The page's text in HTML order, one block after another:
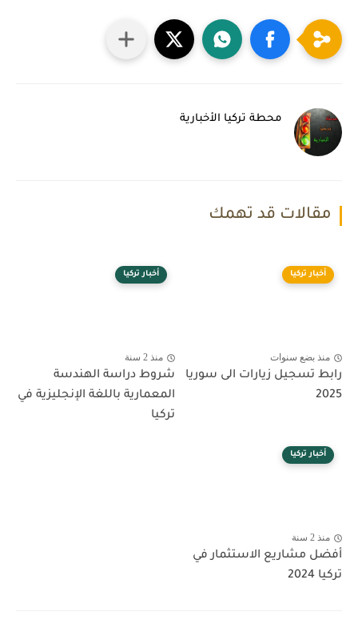
محطة تركيا الأخبارية
مقالات قد تهمك
أخبار تركيا
منذ بضع سنوات
رابط تسجيل زيارات الى سوريا
2025
أخبار تركيا
منذ 2 سنة
شروط دراسة الهندسة
المعمارية باللغة الإنجليزية في
تركيا
أخبار تركيا
منذ 2 سنة
أفضل مشاريع الاستثمار في
تركيا 2024